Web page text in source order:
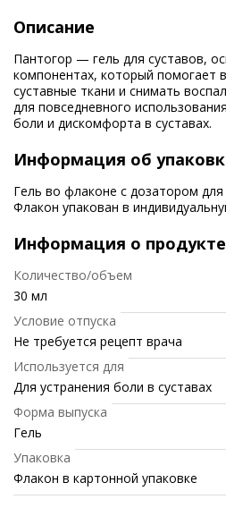
Описание
Пантогор — гель для суставов,
компонентах, который помогает
суставные ткани и снимать
для повседневного
боли и дискомфорта в суставах.
Информация об
Гель во флаконе с дозатором
Флакон упакован в
Информация о продукте
Количество/объем
30 мл
Условие отпуска
Не требуется рецепт врача
Используется для
Для устранения боли в суставах
Форма выпуска
Гель
Упаковка
Флакон в картонной упаковке